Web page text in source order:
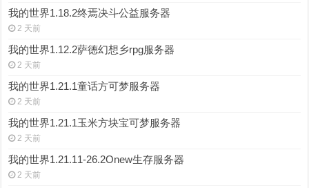
我的世界1.18.2终焉决斗公益服务器
2 天前
我的世界1.12.2萨德幻想乡rpg服务器
2 天前
我的世界1.21.1童话方可梦服务器
2 天前
我的世界1.21.1玉米方块宝可梦服务器
2 天前
我的世界1.21.11-26.2Onew生存服务器
2 天前